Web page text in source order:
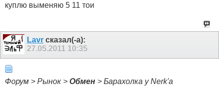
куплю выменяю 5 11 тои
Lavr сказал(-а):
27.05.2011 10:35
Форум > Рынок > Обмен > Барахолка у Nerk'a